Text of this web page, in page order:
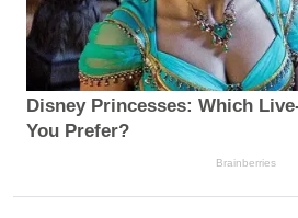
Disney Princesses: Which
You Prefer?
Brainberries